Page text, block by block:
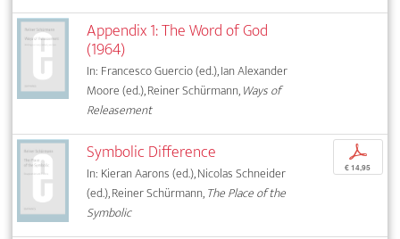
Appendix 1: The Word of God
(1964)
In: Francesco Guercio (ed.), Ian Alexander
Moore (ed.), Reiner Schürmann,Ways of
Releasement
Symbolic Difference
In: Kieran Aarons (ed.), Nicolas Schneider
(ed.), Reiner Schürmann,The Place of the
Symbolic
p
€ 14,95